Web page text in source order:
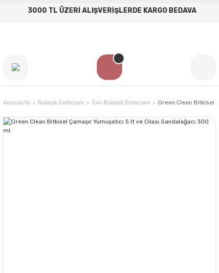
3000 TL ÜZERİ ALIŞVERİŞLERDE KARGO BEDAVA
Anasayfa Bulaşık Deterjanı Sıvı Bulaşık Deterjanı Green Clean Bitkisel